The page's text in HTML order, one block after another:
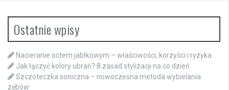
Ostatnie wpisy
Nacieranie octem jabłkowym – właściwości, korzyści i ryzyka
Jak łączyć kolory ubrań? 8 zasad stylizacji na co dzień
Szczoteczka soniczna – nowoczesna metoda wybielania
zębów